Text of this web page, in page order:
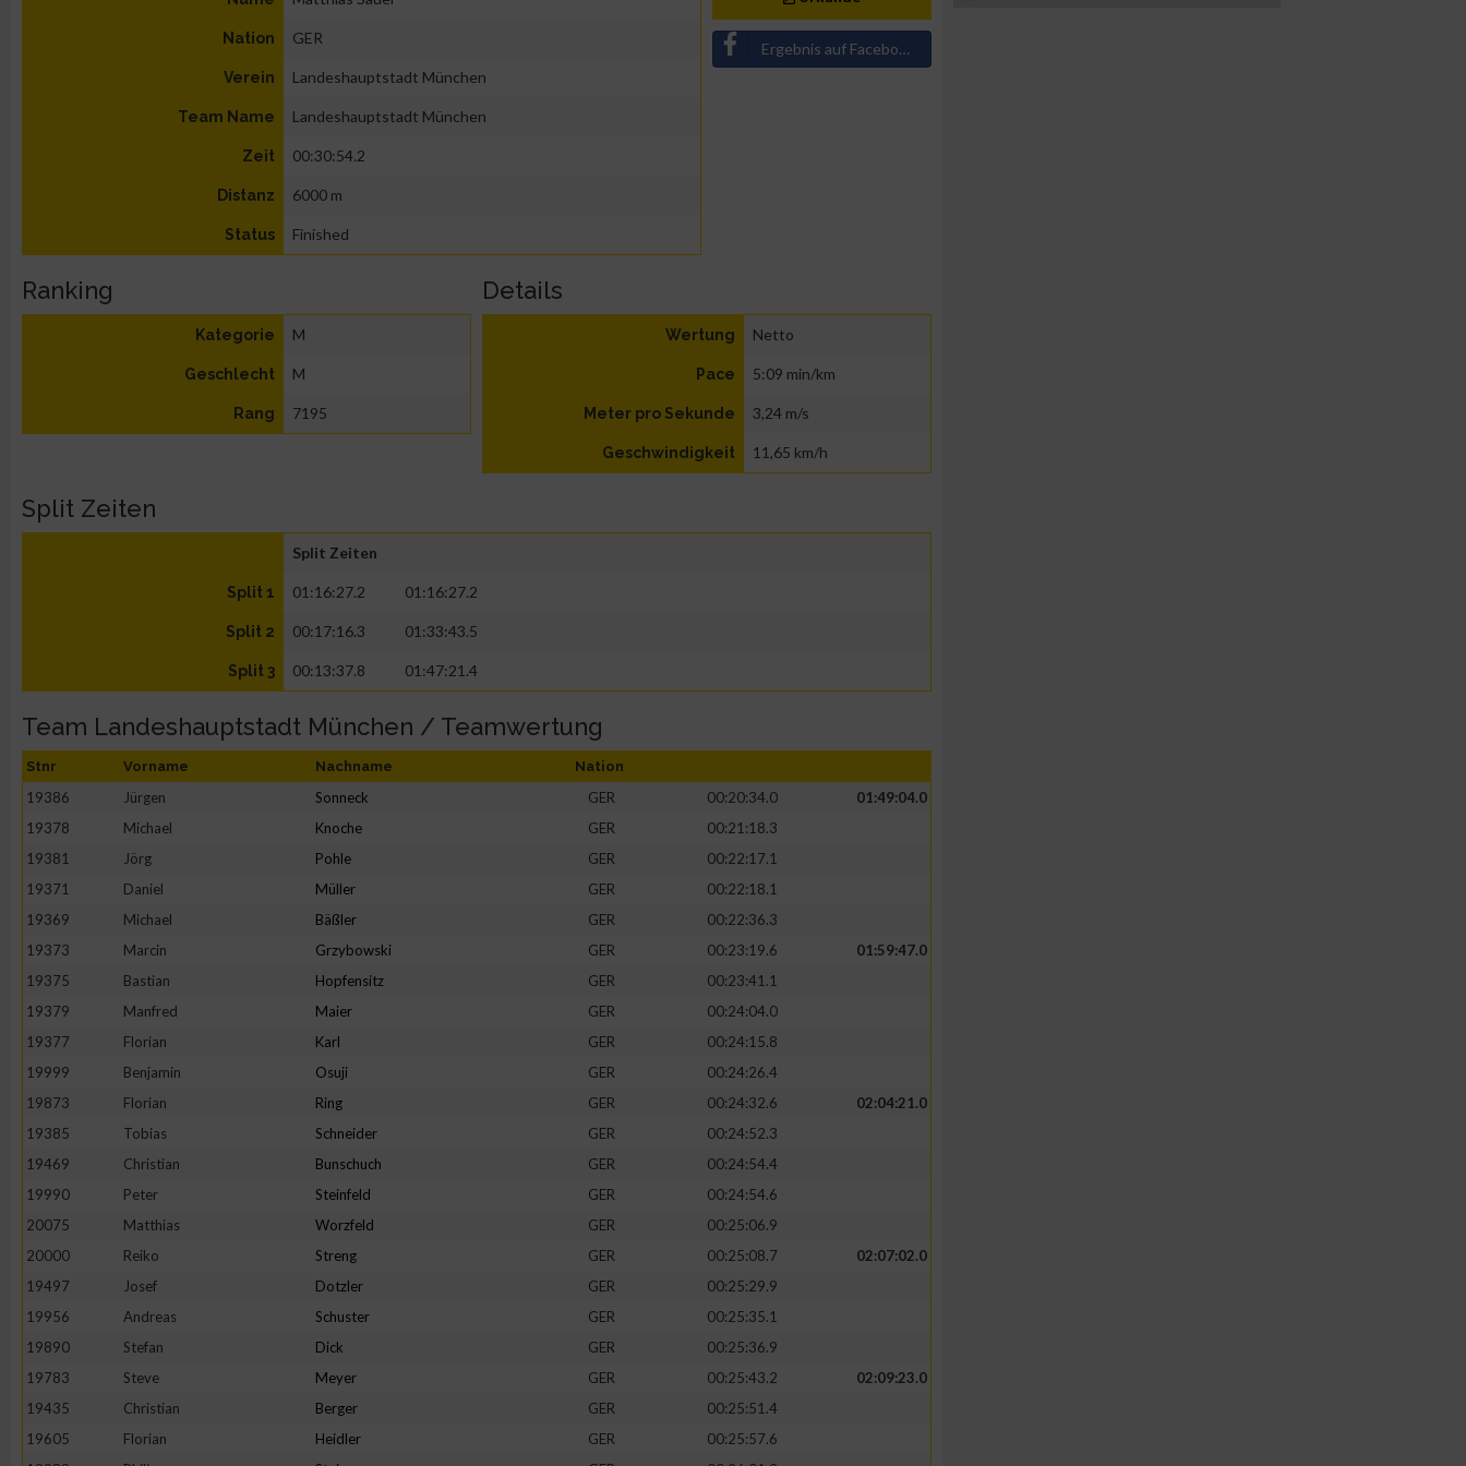
Nation GER
Verein Landeshauptstadt München
Team Name Landeshauptstadt München
Zeit 00:30:54.2
Distanz 6000 m
Status Finished
Ergebnis auf Facebook teilen
Ranking
Kategorie M
Geschlecht M
Rang 7195
Details
Wertung Netto
Pace 5:09 min/km
Meter pro Sekunde 3,24 m/s
Geschwindigkeit 11,65 km/h
Split Zeiten
Split Zeiten
Split 1 01:16:27.2 01:16:27.2
Split 2 00:17:16.3 01:33:43.5
Split 3 00:13:37.8 01:47:21.4
Team Landeshauptstadt München / Teamwertung
Stnr Vorname Nachname Nation
19386 Jürgen Sonneck GER 00:20:34.0
01:49:04.0
19378
Michael Knoche GER
00:21:18.3
19381
Jörg Pohle GER
00:22:17.1
19371
Daniel Müller GER
00:22:18.1
19369
Michael Bäßler GER
00:22:36.3
19373
Marcin Grzybowski GER 00:23:19.6
01:59:47.0
19375
Bastian Hopfensitz GER
00:23:41.1
19379
Manfred Maier GER
00:24:04.0
19377
Florian Karl GER
00:24:15.8
19999
Benjamin Osuji GER
00:24:26.4
19873
Florian Ring GER 00:24:32.6
02:04:21.0
19385
Tobias Schneider GER
00:24:52.3
19469
Christian Bunschuch GER
00:24:54.4
19990
Peter Steinfeld GER
00:24:54.6
20075
Matthias Worzfeld GER
00:25:06.9
20000
Reiko Streng GER 00:25:08.7
02:07:02.0
19497
Josef Dotzler GER
00:25:29.9
19956
Andreas Schuster GER
00:25:35.1
19890
Stefan Dick GER
00:25:36.9
19783
Steve Meyer GER 00:25:43.2
02:09:23.0
19435
Christian Berger GER
00:25:51.4
19605
Florian Heidler GER
00:25:57.6